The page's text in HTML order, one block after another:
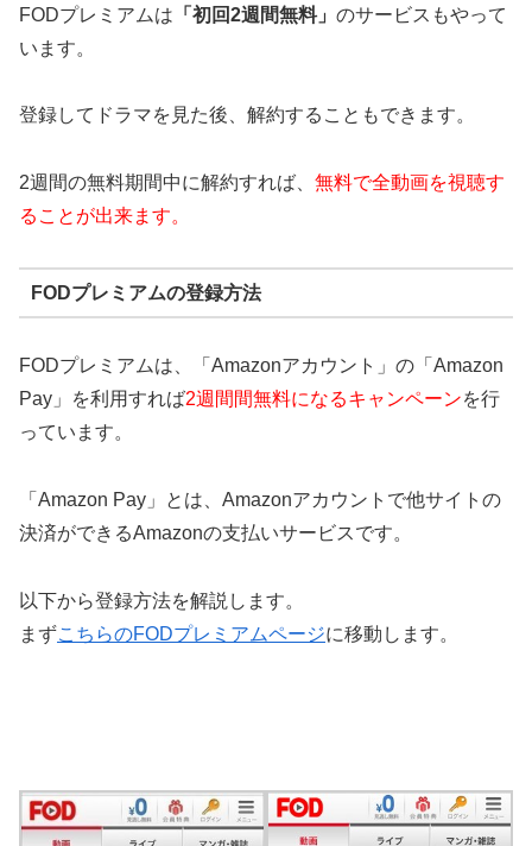
FODプレミアムは 「初回2週間無料」 のサービスもやって
います。
登録してドラマを見た後、解約することもできます。
2週間の無料期間中に解約すれば、 無料で全動画を視聴す
ることが出来ます。
FODプレミアムの登録方法
FODプレミアムは、「Amazonアカウント」の「Amazon
Pay」を利用すれば2週間間無料になるキャンペーンを行
っています。
「Amazon Pay」とは、Amazonアカウントで他サイトの
決済ができるAmazonの支払いサービスです。
以下から登録方法を解説します。
まずこちらのFODプレミアムページに移動します。